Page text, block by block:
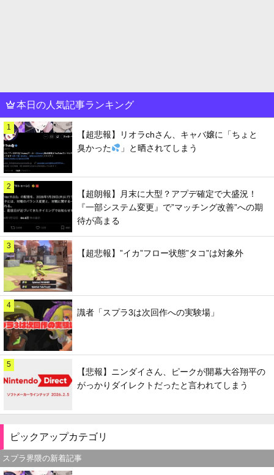
本日の人気記事ランキング
1
【超悲報】リオラchさん、キャバ嬢に「ちょと
臭かった
」と晒されてしまう
2
【超朗報】月末に大型？アプデ確定で大盛況！
『一部システム変更』で”マッチング改善”への期
待が高まる
3
【超悲報】”イカ”フロー状態”タコ”は対象外
4
識者「スプラ3は次回作への実験場」
5
【悲報】ニンダイさん、ピークが開幕大谷翔平の
がっかりダイレクトだったと言われてしまう
ピックアップカテゴリ
スプラ界隈の新着記事